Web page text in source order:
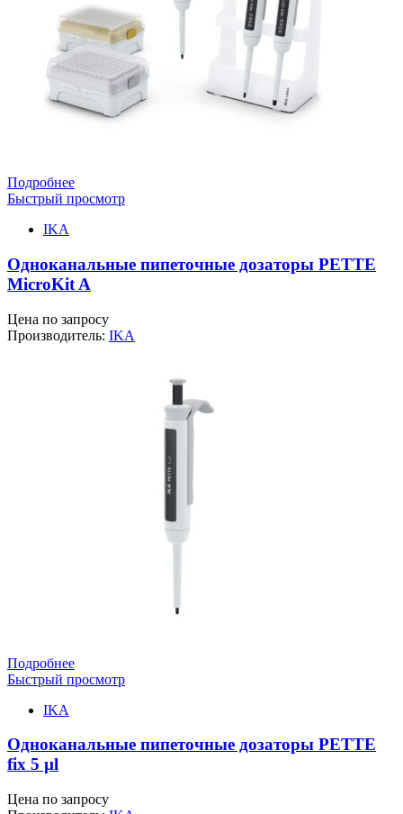
Подробнее
Быстрый просмотр
IKA
Одноканальные пипеточные дозаторы PETTE
MicroKit A
Цена по запросу
Производитель: IKA
Подробнее
Быстрый просмотр
IKA
Одноканальные пипеточные дозаторы PETTE
fix 5 µl
Цена по запросу